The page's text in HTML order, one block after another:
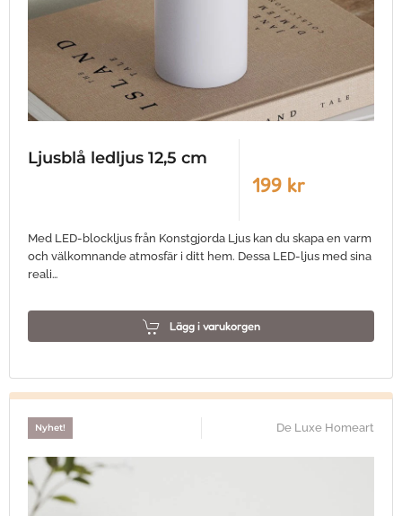
Ljusblå ledljus 12,5 cm
199 kr
Med LED-blockljus från Konstgjorda Ljus kan du skapa en varm
och välkomnande atmosfär i ditt hem. Dessa LED-ljus med sina
reali…
Lägg i varukorgen
Nyhet! De Luxe Homeart